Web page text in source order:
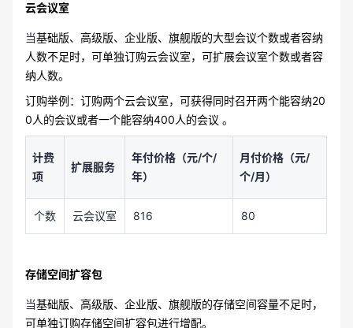
云会议室
当基础版、高级版、企业版、旗舰版的大型会议个数或者容纳
人数不足时，可单独订购云会议室，可扩展会议室个数或者容
纳人数。
订购举例：订购两个云会议室，可获得同时召开两个能容纳20
0人的会议或者一个能容纳400人的会议 。
计费
项
扩展服务
年付价格（元/个/
年）
月付价格（元/
个/月）
个数 云会议室 816 80
存储空间扩容包
当基础版、高级版、企业版、旗舰版的存储空间容量不足时，
可单独订购存储空间扩容包进行增配。